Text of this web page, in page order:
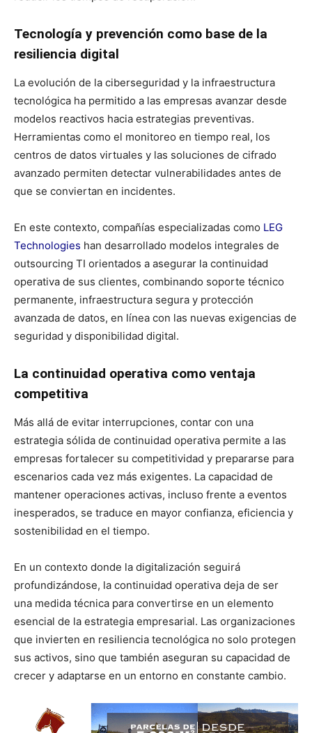
Tecnología y prevención como base de la
resiliencia digital
La evolución de la ciberseguridad y la infraestructura
tecnológica ha permitido a las empresas avanzar desde
modelos reactivos hacia estrategias preventivas.
Herramientas como el monitoreo en tiempo real, los
centros de datos virtuales y las soluciones de cifrado
avanzado permiten detectar vulnerabilidades antes de
que se conviertan en incidentes.
En este contexto, compañías especializadas como LEG
Technologies han desarrollado modelos integrales de
outsourcing TI orientados a asegurar la continuidad
operativa de sus clientes, combinando soporte técnico
permanente, infraestructura segura y protección
avanzada de datos, en línea con las nuevas exigencias de
seguridad y disponibilidad digital.
La continuidad operativa como ventaja
competitiva
Más allá de evitar interrupciones, contar con una
estrategia sólida de continuidad operativa permite a las
empresas fortalecer su competitividad y prepararse para
escenarios cada vez más exigentes. La capacidad de
mantener operaciones activas, incluso frente a eventos
inesperados, se traduce en mayor confianza, eficiencia y
sostenibilidad en el tiempo.
En un contexto donde la digitalización seguirá
profundizándose, la continuidad operativa deja de ser
una medida técnica para convertirse en un elemento
esencial de la estrategia empresarial. Las organizaciones
que invierten en resiliencia tecnológica no solo protegen
sus activos, sino que también aseguran su capacidad de
crecer y adaptarse en un entorno en constante cambio.